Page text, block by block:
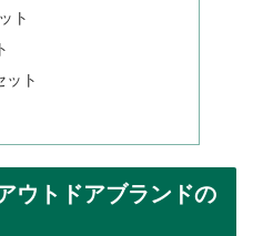
ト
ット
ウトドアブランドの